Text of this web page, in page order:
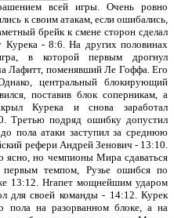
всей игры. Очень ровно
к своим атакам, если ошибались,
брейк к смене сторон сделал
Курека - 8:6. На других половинах
в которой первым дрогнул
Лафитт, поменявший Ле Гоффа. Его
центральный блокирующий
поставив блок соперникам, а
Курека и снова заработал
Третью подряд ошибку допустил
пола атаки заступил за среднюю
рефери Андрей Зенович - 13:10.
ясно, но чемпионы Мира сдаваться
первым темпом, Рузье ошибся по
13:12. Нгапет мощнейшим ударом
для своей команды - 14:12. Курек
пола на разорванном блоке, а на